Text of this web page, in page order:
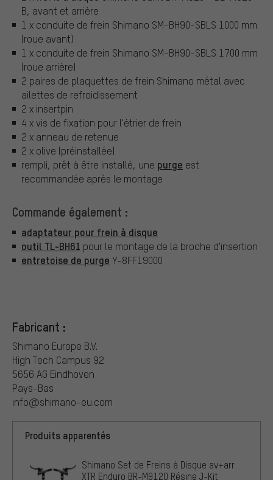
B, avant et arrière
1 x conduite de frein Shimano SM-BH90-SBLS 1000 mm
(roue avant)
1 x conduite de frein Shimano SM-BH90-SBLS 1700 mm
(roue arrière)
2 paires de plaquettes de frein Shimano métal avec
ailettes de refroidissement
2 x insertpin
4 x vis de fixation pour l'étrier de frein
2 x anneau de retenue
2 x olive (préinstallée)
rempli, prêt à être installé, une purge est
recommandée après le montage
Commande également :
adaptateur pour frein à disque
outil TL-BH61 pour le montage de la broche d'insertion
entretoise de purge Y-8FF19000
Fabricant :
Shimano Europe B.V.
High Tech Campus 92
5656 AG Eindhoven
Pays-Bas
info@shimano-eu.com
Produits apparentés
Shimano Set de Freins à Disque av+arr
XTR Enduro BR-M9120 Résine J-Kit